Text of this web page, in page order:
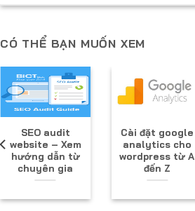
CÓ THỂ BẠN MUỐN XEM
SEO audit
website – Xem
hướng dẫn từ
chuyên gia
Cài đặt google
analytics cho
wordpress từ A
đến Z